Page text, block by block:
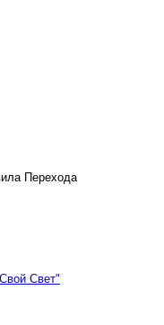
Перехода
Свет"